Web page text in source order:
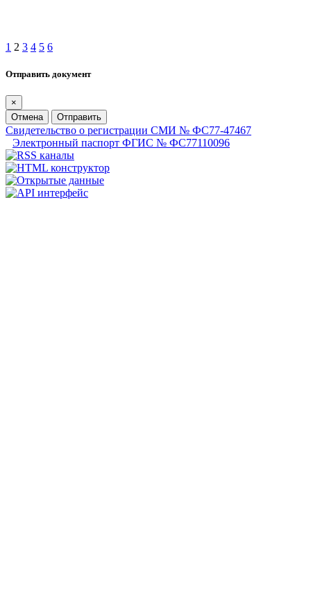
1 2 3 4 5 6
Отправить документ
×
Отмена
Отправить
Свидетельство о регистрации СМИ № ФС77-47467
Электронный паспорт ФГИС № ФС77110096